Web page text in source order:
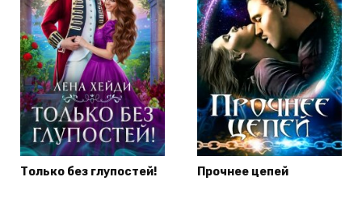
Только без глупостей! Прочнее цепей